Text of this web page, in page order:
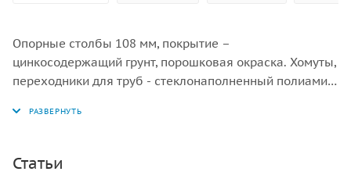
Опорные столбы 108 мм, покрытие –
цинкосодержащий грунт, порошковая окраска. Хомуты,
переходники для труб - стеклонаполненный полиамид.
грунт, порошковая окраска. Канатные части из
канатные части с защитными ручками и ставками в
Статьи